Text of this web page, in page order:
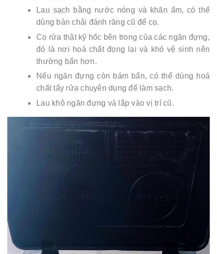
Lau sạch bằng nước nóng và khăn ẩm, có thể
dùng bàn chải đánh răng cũ để cọ.
Cọ rửa thật kỹ hốc bên trong của các ngăn đựng,
đó là nơi hoá chất đọng lại và khó vệ sinh nên
thường bẩn hơn.
Nếu ngăn đựng còn bám bẩn, có thể dùng hoá
chất tẩy rửa chuyên dụng để làm sạch.
Lau khô ngăn đựng và lắp vào vị trí cũ.